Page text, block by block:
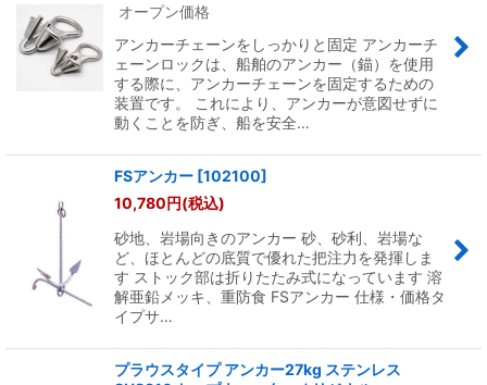
オープン価格
アンカーチェーンをしっかりと固定 アンカーチ
ェーンロックは、船舶のアンカー（錨）を使用
する際に、アンカーチェーンを固定するための
装置です。 これにより、アンカーが意図せずに
動くことを防ぎ、船を安全…
FSアンカー [102100]
10,780円(税込)
砂地、岩場向きのアンカー 砂、砂利、岩場な
ど、ほとんどの底質で優れた把注力を発揮しま
す ストック部は折りたたみ式になっています 溶
解亜鉛メッキ、重防食 FSアンカー 仕様・価格タ
イプサ…
プラウスタイプ アンカー27kg ステンレス